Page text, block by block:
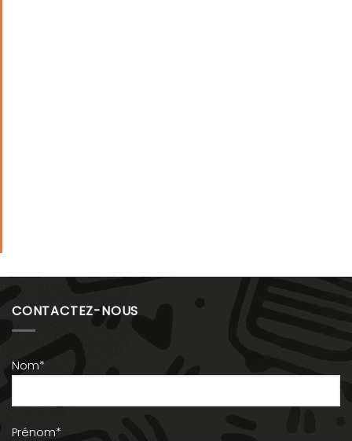
CONTACTEZ-NOUS
Nom*
Prénom*